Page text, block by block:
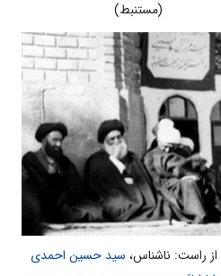
(مستنبط)
از راست: ناشناس، سید حسین احمدی